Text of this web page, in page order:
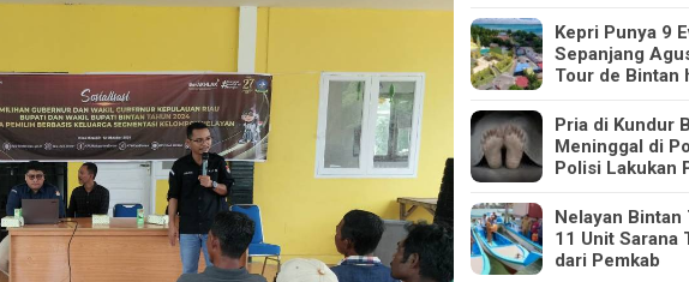
Kepri Punya 9
Sepanjang
Tour de Bintan
Pria di Kundur
Meninggal di
Polisi Lakukan
Nelayan Bintan
11 Unit Sarana
dari Pemkab